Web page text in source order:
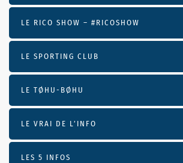
LE RICO SHOW – #RICOSHOW
LE SPORTING CLUB
LE TØHU-BØHU
LE VRAI DE L’INFO
LES 5 INFOS